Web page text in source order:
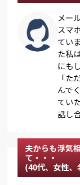
メー
スマ
てい
た私
にも
「
んで
てい
話し
夫からも浮気
て・・・
(40代、女性